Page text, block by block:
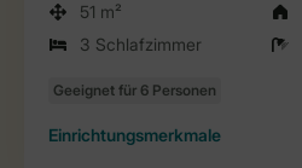
51 m²
3 Schlafzimmer
Einrichtungsmerkmale